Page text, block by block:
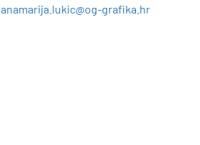
anamarija.lukic@og-grafika.hr